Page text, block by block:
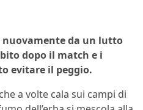
da un lutto
dopo il match e i
evitare il peggio.
a volte cala sui campi di